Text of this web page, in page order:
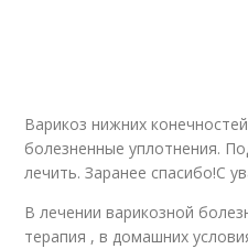
Варикоз нижних
болезненные уплотнения.
лечить. Заранее спасибо!С
В лечении варикозной
терапия , в домашних